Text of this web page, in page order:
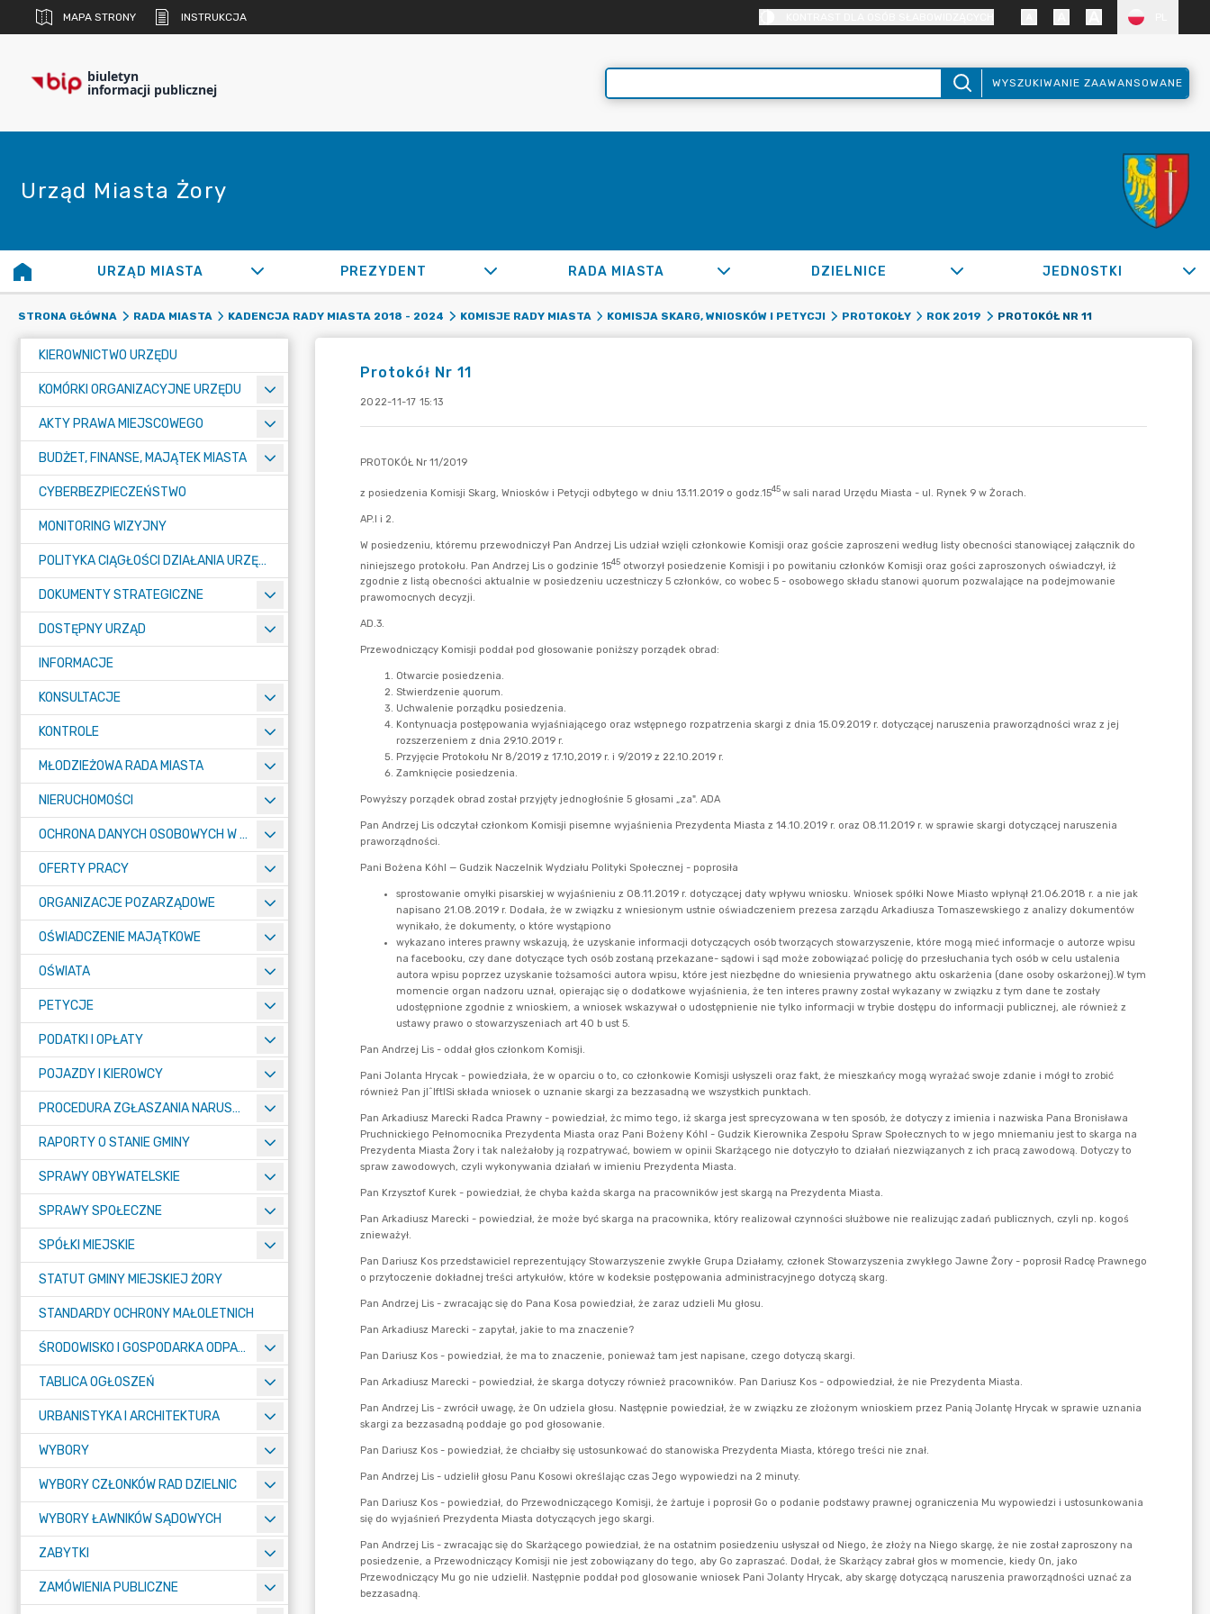
MAPA STRONY INSTRUKCJA
biuletyn
informacji publicznej WYSZUKIWANIE ZAAWANSOWANE
Urząd Miasta Żory
URZĄD MIASTA PREZYDENT RADA MIASTA DZIELNICE JEDNOSTKI
STRONA GŁÓWNA RADA MIASTA KADENCJA RADY MIASTA 2018 - 2024 KOMISJE RADY MIASTA KOMISJA SKARG, WNIOSKÓW I PETYCJI PROTOKOŁY ROK 2019 PROTOKÓŁ NR 11
KIEROWNICTWO URZĘDU
KOMÓRKI ORGANIZACYJNE URZĘDU
AKTY PRAWA MIEJSCOWEGO
BUDŻET, FINANSE, MAJĄTEK MIASTA
CYBERBEZPIECZEŃSTWO
MONITORING WIZYJNY
POLITYKA CIĄGŁOŚCI DZIAŁANIA URZĘDU MIASTA ŻORY
DOKUMENTY STRATEGICZNE
DOSTĘPNY URZĄD
INFORMACJE
KONSULTACJE
KONTROLE
MŁODZIEŻOWA RADA MIASTA
NIERUCHOMOŚCI
OCHRONA DANYCH OSOBOWYCH W URZĘDZIE MIASTA ŻORY - RODO
OFERTY PRACY
ORGANIZACJE POZARZĄDOWE
OŚWIADCZENIE MAJĄTKOWE
OŚWIATA
PETYCJE
PODATKI I OPŁATY
POJAZDY I KIEROWCY
PROCEDURA ZGŁASZANIA NARUSZEŃ PRAWA
RAPORTY O STANIE GMINY
SPRAWY OBYWATELSKIE
SPRAWY SPOŁECZNE
SPÓŁKI MIEJSKIE
STATUT GMINY MIEJSKIEJ ŻORY
STANDARDY OCHRONY MAŁOLETNICH
ŚRODOWISKO I GOSPODARKA ODPADAMI
TABLICA OGŁOSZEŃ
URBANISTYKA I ARCHITEKTURA
WYBORY
WYBORY CZŁONKÓW RAD DZIELNIC
WYBORY ŁAWNIKÓW SĄDOWYCH
ZABYTKI
ZAMÓWIENIA PUBLICZNE
Protokół Nr 11
2022-11-17 15:13